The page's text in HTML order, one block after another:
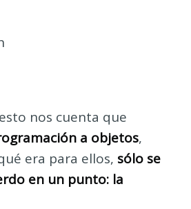
nos cuenta que
a objetos,
era para ellos, sólo se
en un punto: la